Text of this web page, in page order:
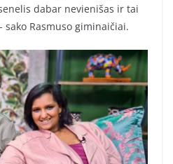
dabar nevienišas ir tai
sako Rasmuso giminaičiai.